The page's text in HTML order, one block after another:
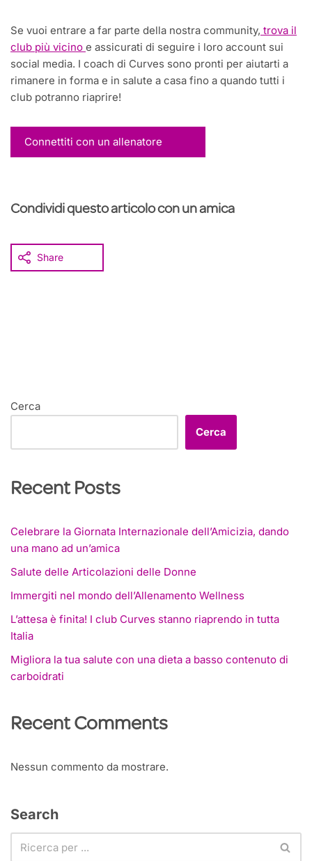
Se vuoi entrare a far parte della nostra community, trova il
club più vicino e assicurati di seguire i loro account sui
social media. I coach di Curves sono pronti per aiutarti a
rimanere in forma e in salute a casa fino a quando tutti i
club potranno riaprire!
Connettiti con un allenatore
Condividi questo articolo con un amica
Share
Cerca
Cerca
Recent Posts
Celebrare la Giornata Internazionale dell’Amicizia, dando
una mano ad un’amica
Salute delle Articolazioni delle Donne
Immergiti nel mondo dell’Allenamento Wellness
L’attesa è finita! I club Curves stanno riaprendo in tutta
Italia
Migliora la tua salute con una dieta a basso contenuto di
carboidrati
Recent Comments
Nessun commento da mostrare.
Search